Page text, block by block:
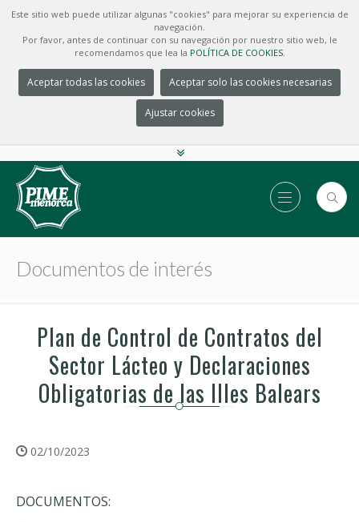
Este sitio web puede utilizar algunas "cookies" para mejorar su experiencia de
navegación.
Por favor, antes de continuar con su navegación por nuestro sitio web, le
recomendamos que lea la POLÍTICA DE COOKIES.
Aceptar todas las cookies Aceptar solo las cookies necesarias
Ajustar cookies
Documentos de interés
Plan de Control de Contratos del
Sector Lácteo y Declaraciones
Obligatorias de las Illes Balears
02/10/2023
DOCUMENTOS: